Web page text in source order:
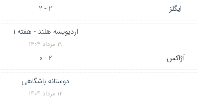
ایگلز 2 - 2
اردیویسه هلند - هفته 1
۱۹ مرداد ۱۴۰۴
آژاکس 2 - 0
دوستانه باشگاهی
۱۲ مرداد ۱۴۰۴